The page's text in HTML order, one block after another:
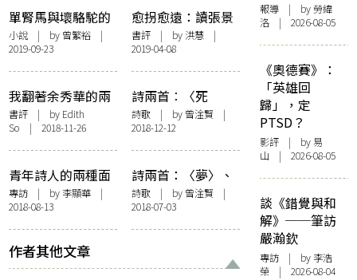
單腎馬與壞駱駝的
對目
小說 | by 曾繁裕 |
2019-09-23
愈拐愈遠：讀張景
熊《几上茶冷》
書評| by 洪慧 |
2019-04-08
我翻著余秀華的兩
本詩集如籤詩
書評 | by Edith
So | 2018-11-26
詩兩首︰〈死
石〉、〈堤壩〉
詩歌| by 曾淦賢|
2018-12-12
青年詩人的兩種面
向——專訪羅樂
敏、曾淦賢
專訪 | by 李顯華 |
2018-08-13
詩兩首：〈夢〉、
〈走路的人〉
詩歌| by 曾淦賢|
2018-07-03
作者其他文章
報導 | by 勞緯
洛 | 2026-08-05
《奧德賽》：
「英雄回
歸」，定
PTSD？
影評 | by 易
山 | 2026-08-05
談《錯覺與和
解》──筆訪
嚴瀚欽
專訪 | by 李浩
榮 | 2026-08-04